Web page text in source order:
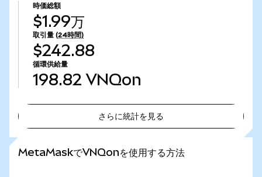
時価総額
$1.99万
取引量 (24時間)
$242.88
循環供給量
198.82 VNQon
さらに統計を見る
MetaMaskでVNQonを使用する方法